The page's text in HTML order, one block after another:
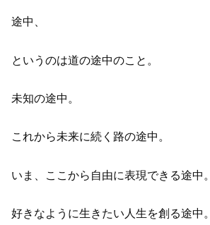
途中、
というのは道の途中のこと。
未知の途中。
これから未来に続く路の途中。
いま、ここから自由に表現できる途中。
好きなように生きたい人生を創る途中。